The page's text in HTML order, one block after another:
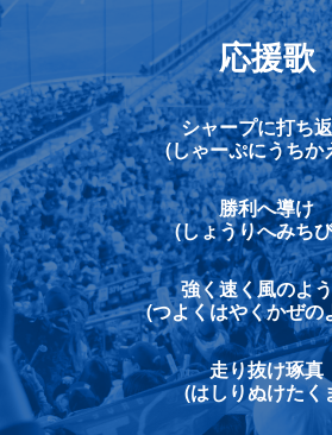
応援歌
シャープに打ち
(しゃーぷにうちか
勝利へ導け
(しょうりへみち
強く速く風のよ
(つよくはやくかぜの
走り抜け琢真
(はしりぬけたく